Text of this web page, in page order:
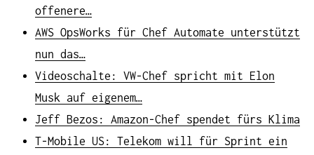
offenere…
AWS OpsWorks für Chef Automate unterstützt
nun das…
Videoschalte: VW-Chef spricht mit Elon
Musk auf eigenem…
Jeff Bezos: Amazon-Chef spendet fürs Klima
T-Mobile US: Telekom will für Sprint ein